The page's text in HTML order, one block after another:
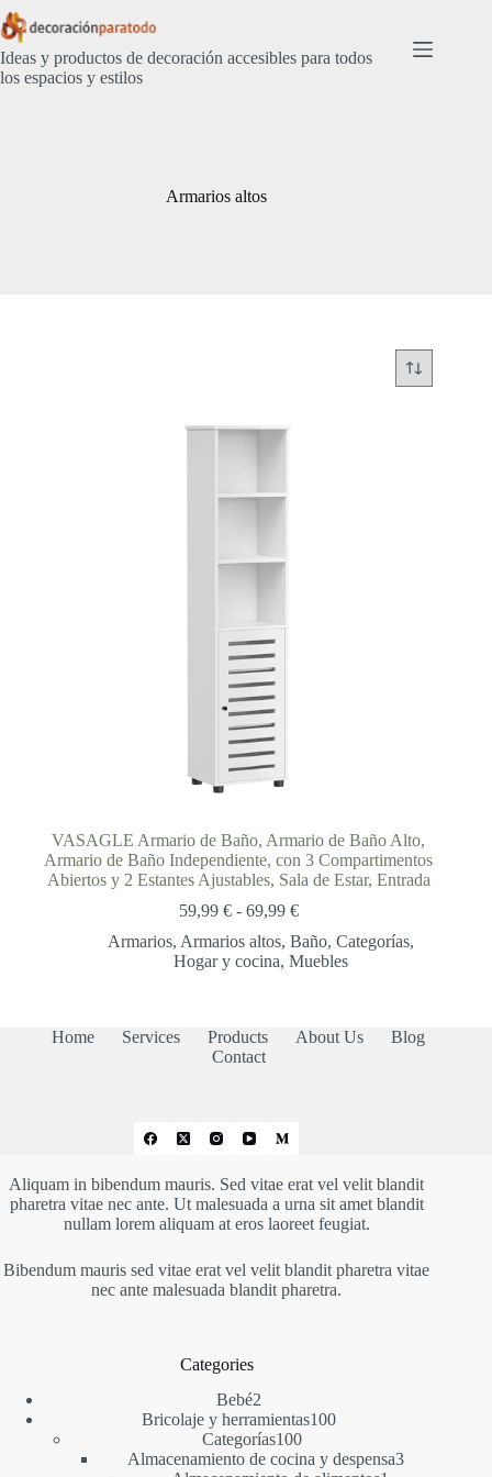
Saltar
al
contenido
Ideas y productos de decoración accesibles para todos
los espacios y estilos
Armarios altos
VASAGLE Armario de Baño, Armario de Baño Alto,
Armario de Baño Independiente, con 3 Compartimentos
Abiertos y 2 Estantes Ajustables, Sala de Estar, Entrada
59,99 € - 69,99 €Rango
precios:
desde
69,99 €
Armarios, Armarios altos, Baño, Categorías,
Hogar y cocina, Muebles
Home Services Products About Us
Blog
Contact
Aliquam in bibendum mauris. Sed vitae erat vel velit blandit
pharetra vitae nec ante. Ut malesuada a urna sit amet blandit
nullam lorem aliquam at eros laoreet feugiat.
Bibendum mauris sed vitae erat vel velit blandit pharetra vitae
nec ante malesuada blandit pharetra.
Categories
Bebé22
productos
Bricolaje y herramientas100100
Categorías100100
productos
Almacenamiento de cocina y despensa33